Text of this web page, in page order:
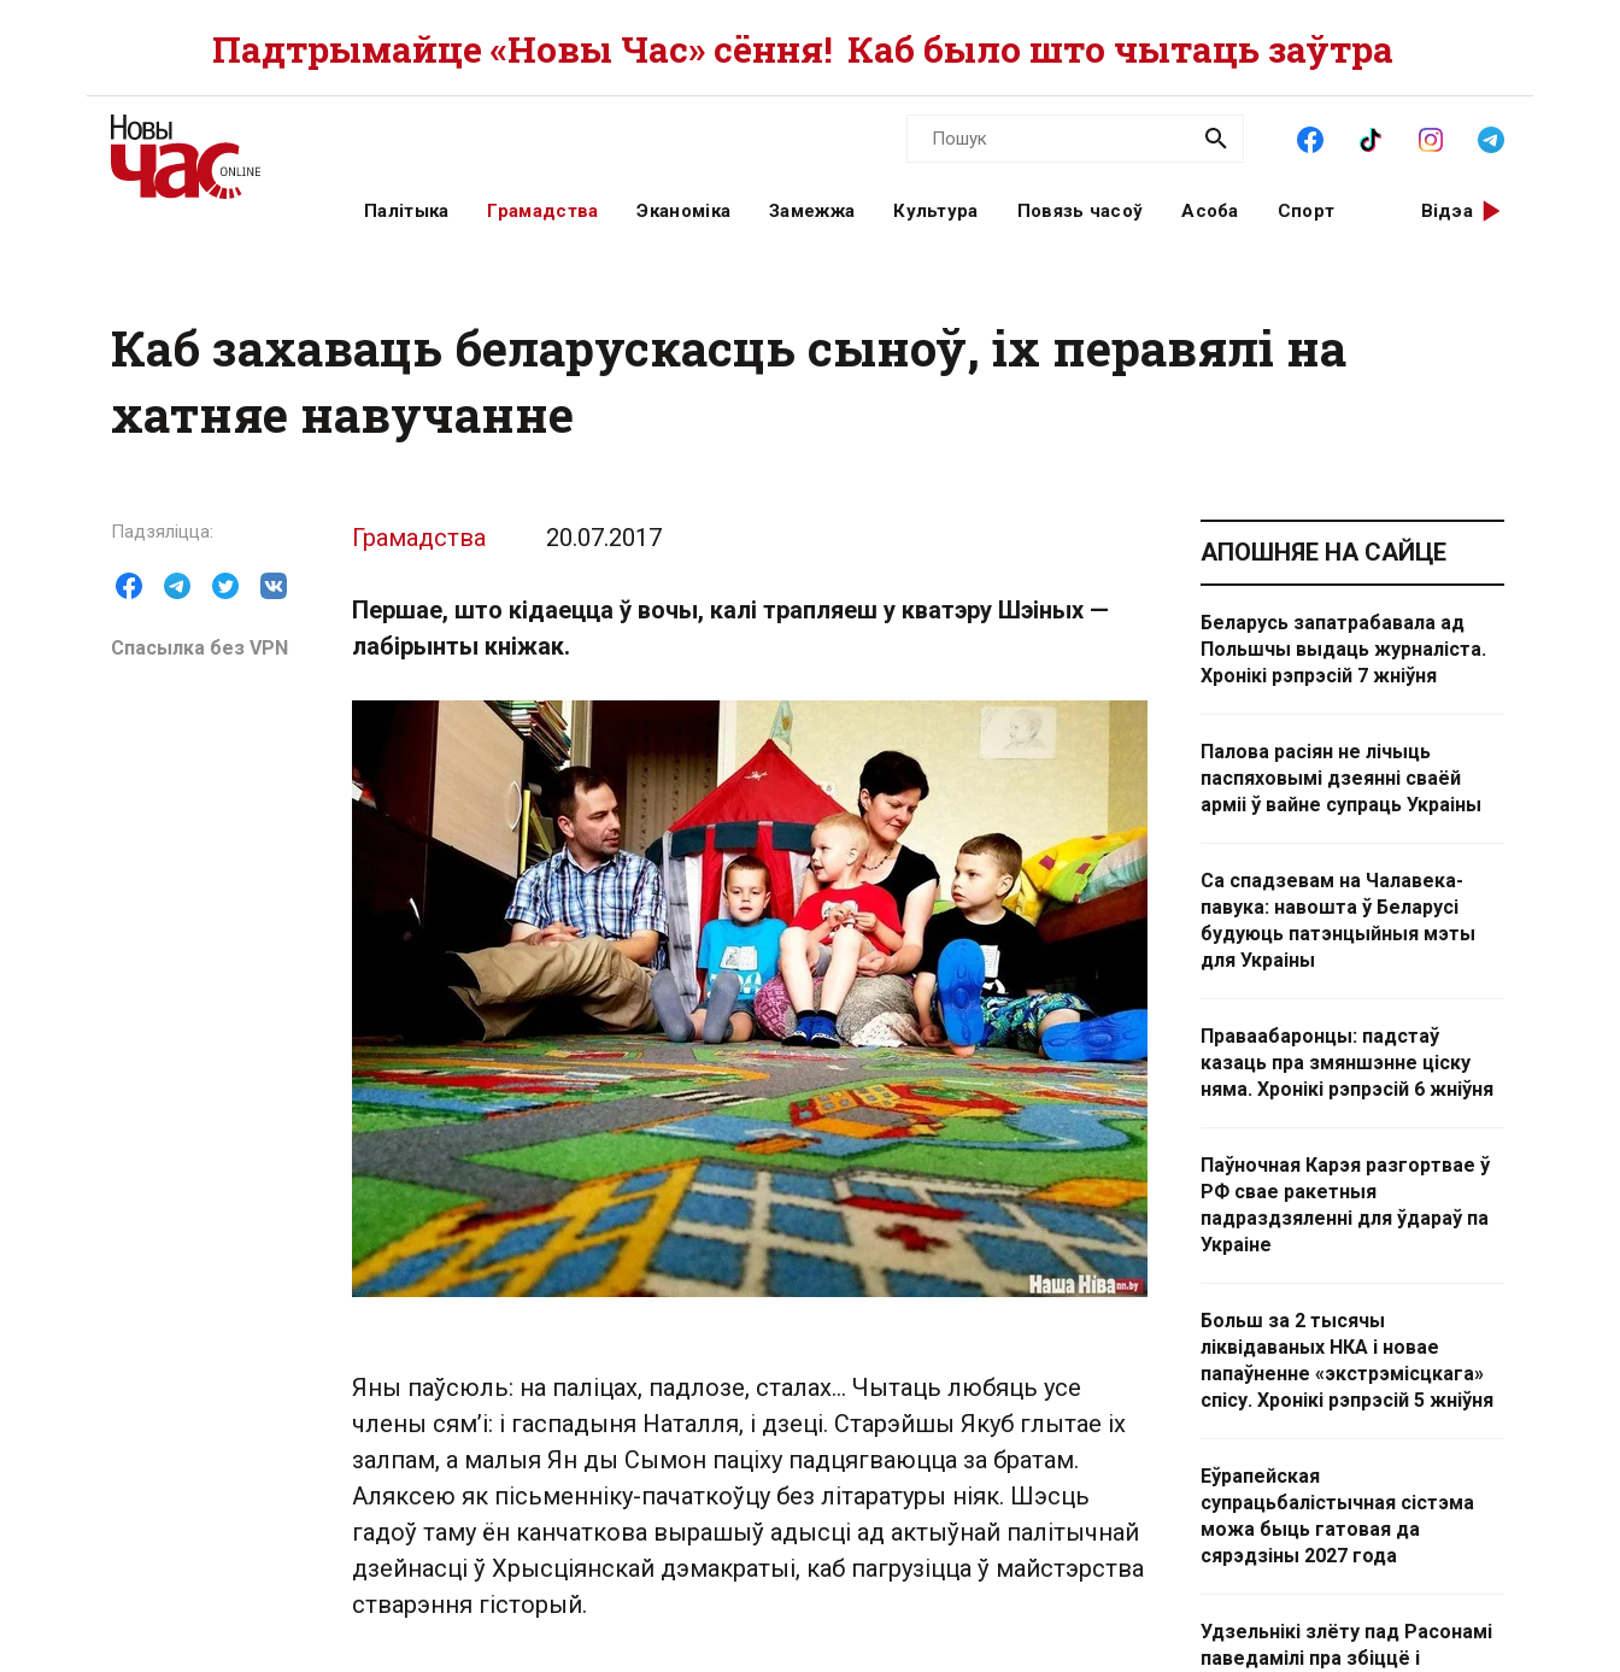
Падтрымайце «Новы Час» сёння! Каб было што чытаць заўтра
Палітыка Грамадства Эканоміка Замежжа Культура Повязь часоў Асоба Спорт Відэа
Каб захаваць беларускасць сыноў, іх перавялі на
хатняе навучанне
Спасылка без VPN
Грамадства 20.07.2017
Першае, што кідаецца ў вочы, калі трапляеш у кватэру Шэіных —
лабірынты кніжак.
Яны паўсюль: на паліцах, падлозе, сталах… Чытаць любяць усе
члены сям’і: і гаспадыня Наталля, і дзеці. Старэйшы Якуб глытае іх
залпам, а малыя Ян ды Сымон паціху падцягваюцца за братам.
Аляксею як пісьменніку-пачаткоўцу без літаратуры ніяк. Шэсць
гадоў таму ён канчаткова вырашыў адысці ад актыўнай палітычнай
дзейнасці ў Хрысціянскай дэмакратыі, каб пагрузіцца ў майстэрства
стварэння гісторый.
АПОШНЯЕ НА САЙЦЕ
Беларусь запатрабавала ад
Польшчы выдаць журналіста.
Хронікі рэпрэсій 7 жніўня
Палова расіян не лічыць
паспяховымі дзеянні сваёй
арміі ў вайне супраць Украіны
Са спадзевам на Чалавека-
павука: навошта ў Беларусі
будуюць патэнцыйныя мэты
для Украіны
Праваабаронцы: падстаў
казаць пра змяншэнне ціску
няма. Хронікі рэпрэсій 6 жніўня
Паўночная Карэя разгортвае ў
РФ свае ракетныя
падраздзяленні для ўдараў па
Украіне
Больш за 2 тысячы
ліквідаваных НКА і новае
папаўненне «экстрэмісцкага»
спісу. Хронікі рэпрэсій 5 жніўня
Еўрапейская
супрацьбалістычная сістэма
можа быць гатовая да
сярэдзіны 2027 года
Удзельнікі злёту пад Расонамі
паведамілі пра збіццё і